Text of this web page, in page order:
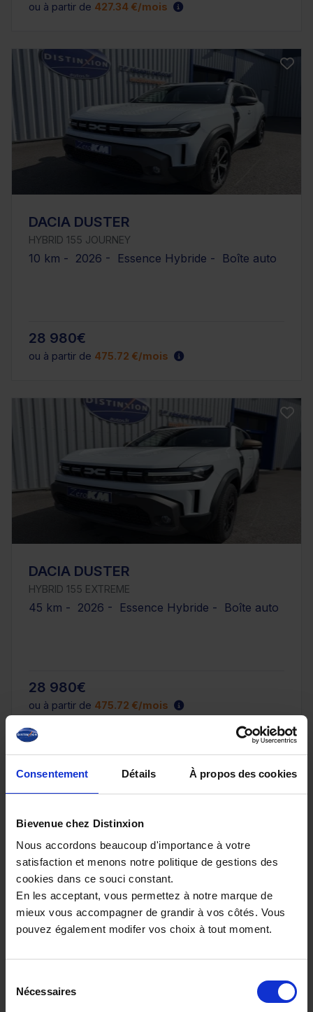
Consentement Détails À propos des cookies
Bievenue chez Distinxion
Nous accordons beaucoup d'importance à votre
satisfaction et menons notre politique de gestions des
cookies dans ce souci constant.
En les acceptant, vous permettez à notre marque de
mieux vous accompagner de grandir à vos côtés. Vous
pouvez également modifer vos choix à tout moment.
Nécessaires
ou à partir de 427.34 €/mois
DACIA DUSTER
HYBRID 155 JOURNEY
10 km - 2026 - Essence Hybride - Boîte auto
28 980€
ou à partir de 475.72 €/mois
DACIA DUSTER
HYBRID 155 EXTREME
45 km - 2026 - Essence Hybride - Boîte auto
28 980€
ou à partir de 475.72 €/mois
DACIA DUSTER
HYBRID 155 JOURNEY
10 km - 2026 - Essence Hybride - Boîte auto